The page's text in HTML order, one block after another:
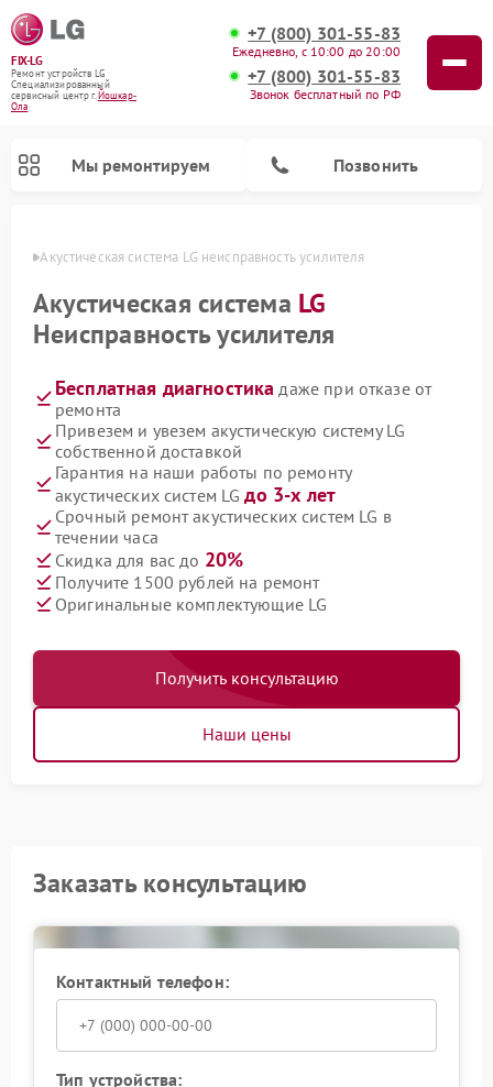
FIX-LG
Ремонт устройств LG
Специализированный
cервисный центр г.Йошкар-
Ола
+7 (800) 301-55-83
Ежедневно, с 10:00 до 20:00
+7 (800) 301-55-83
Звонок бесплатный по РФ
Мы ремонтируем Позвонить
Оле Акустическая система LG неисправность усилителя
Акустическая система LG
Неисправность усилителя
Бесплатная диагностика даже при отказе от
ремонта
Привезем и увезем акустическую систему LG
собственной доставкой
Гарантия на наши работы по ремонту
акустических систем LGдо 3-х лет
Срочный ремонт акустических систем LG в
течении часа
Скидка для вас до 20%
Получите 1500 рублей на ремонт
Оригинальные комплектующие LG
Получить консультацию
Наши цены
Заказать консультацию
Контактный телефон:
Тип устройства: